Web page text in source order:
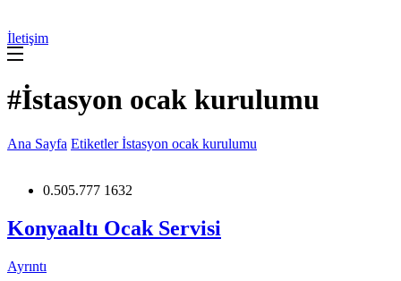
İletişim
#İstasyon ocak kurulumu
Ana Sayfa Etiketlerİstasyon ocak kurulumu
0.505.777 1632
Konyaaltı Ocak Servisi
Ayrıntı